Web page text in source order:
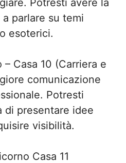
parlare su temi
esoterici.
Casa 10 (Carriera e
comunicazione
Potresti
di presentare idee
visibilità.
Casa 11